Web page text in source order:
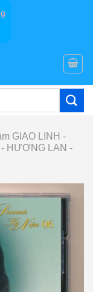
GIAO LINH -
HƯƠNG LAN -